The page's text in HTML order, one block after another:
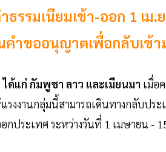
รรมเนียมเข้า-ออก 1 เม.
คำขออนุญาตเพื่อกลับเข้
ด้แก่ กัมพูชา ลาว และเมียนมา เมื่อ
รงงานกลุ่มนี้สามารถเดินทางกลับป
อกประเทศ ระหว่างวันที่ 1 เมษายน